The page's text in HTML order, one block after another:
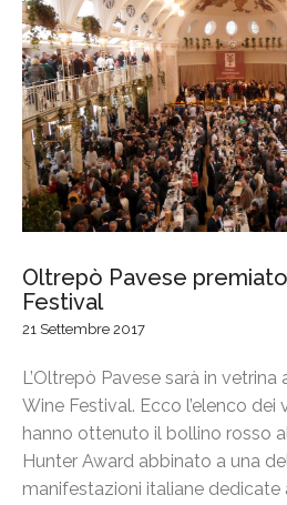
Oltrepò Pavese
Festival
21 Settembre 2017
L’Oltrepò Pavese sarà in
Wine Festival. Ecco l’elenco dei
hanno ottenuto il bollino rosso
Hunter Award abbinato a una
manifestazioni italiane dedicate